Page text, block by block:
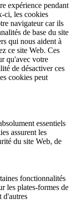
expérience pendant
ci, les cookies
navigateur car ils
de base du site
qui nous aident à
ce site Web. Ces
qu'avec votre
de désactiver ces
cookies peut
essentiels
assurent les
du site Web, de
fonctionnalités
les plates-formes de
d'autres